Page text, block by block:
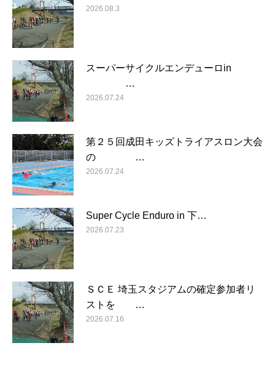
2026.08.3
スーパーサイクルエンデューロin
…
2026.07.24
第２５回成田キッズトライアスロン大会
の …
2026.07.24
Super Cycle Enduro in 下…
2026.07.23
ＳＣＥ 埼玉スタジアムの確定参加者リ
ストを …
2026.07.16